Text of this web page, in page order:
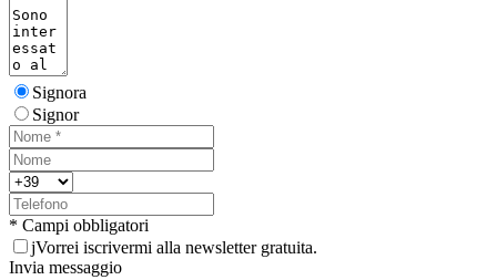
Signora
Signor
* Campi obbligatori
jVorrei iscrivermi alla newsletter gratuita.
Invia messaggio